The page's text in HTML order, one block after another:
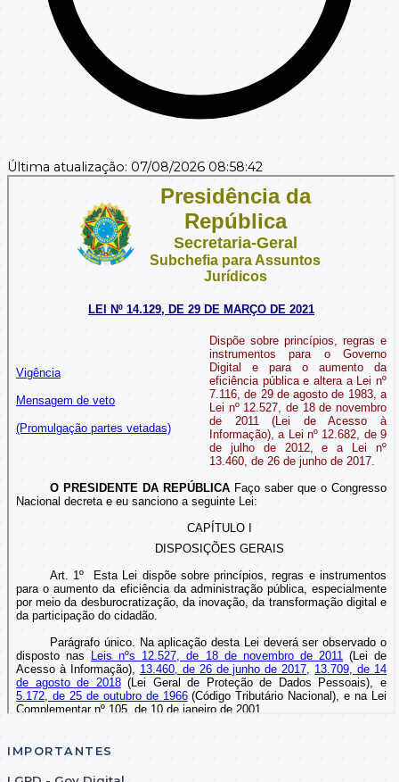
Última atualização: 07/08/2026 08:58:42
IMPORTANTES